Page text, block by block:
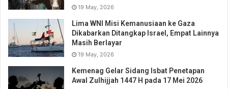
19 May, 2026
Lima WNI Misi Kemanusiaan ke Gaza
Dikabarkan Ditangkap Israel, Empat Lainnya
Masih Berlayar
19 May, 2026
Kemenag Gelar Sidang Isbat Penetapan
Awal Zulhijjah 1447 H pada 17 Mei 2026